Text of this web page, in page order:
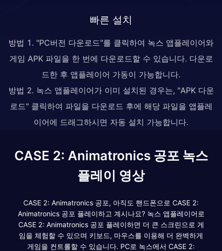
빠른 설치
방법 1. "PC버전 다운로드"를 클릭하여 녹스 앱플레이어와
게임 APK 파일을 한 번에 다운로드할 수 있습니다. 다운로
드한 후 앱플레이어 가동이 가능합니다.
방법 2. 녹스 앱플레이어가 이미 설치된 경우는, "APK 다운
로드" 클릭하여 파일을 다운로드 후에 해당 파일을 앱플레
이어에 드래그하시면 자동 설치 가능합니다.
CASE 2: Animatronics 공포 녹스
플레이 영상
CASE 2: Animatronics 공포, 아직도 핸드폰으로 CASE 2:
Animatronics 공포 플레이하고 계시나요? 녹스 앱플레이어로
CASE 2: Animatronics 공포 플레이하면 더 큰 스크린으로 게
임을 체험할 수 있으며 키보드, 마우스를 이용해 더 완벽하게
게임을 컨트롤할 수 있습니다. PC로 녹스에서 CASE 2: